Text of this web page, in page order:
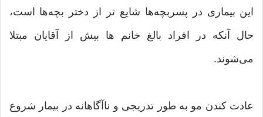
این بیماری در پسربچه‌ها شایع تر از دختر بچه‌ها است،
حال آنکه در افراد بالغ خانم ها بیش از آقایان مبتلا
می‌شوند.
عادت کندن مو به طور تدریجی و ناآگاهانه در بیمار شروع